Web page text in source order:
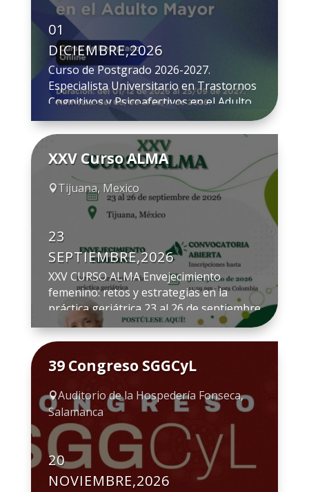
01
DICIEMBRE,2026
Curso de Postgrado 2026-2027.
Especialista Universitario en Trastornos
Cognitivos y Psicoafectivos en el Adulto
Mayor. Beneficio exclusivo para socios
SEMEG: 30% de descuento en la
matrícula. (Descuento aplicado conforme
al convenio solicitado entre la UNED y
SEMEG). Fecha Matriculación: del 8 de
septiembre al 28 de noviembre de 2026.
Modalidad: online con clases/charlas
magistrales […]
XXV Curso ALMA
Tijuana, Mexico
23
SEPTIEMBRE,2026
XXV CURSO ALMA Envejecimiento
femenino: retos y estrategias en la
práctica geriátrica 23 al 26 de septiembre
de 2026 Inscripciones abiertas hasta el
30 de junio de 2026 a las 11:59 p.m. (hora
Latinoamericana de Medicina del Adulto
Mayor (ALMA) invita a participar en esta
nueva edición que tendrá como […]
39 Congreso SGGCyL
Auditorio de la Hospedería Fonseca,
Salamanca
20
NOVIEMBRE,2026